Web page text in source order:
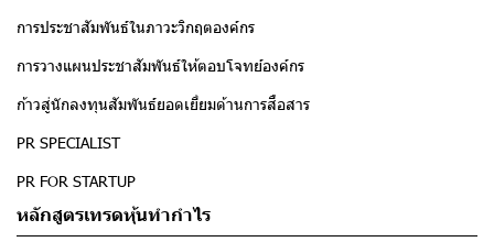
การประชาสัมพันธ์ในภาวะวิกฤตองค์กร
การวางแผนประชาสัมพันธ์ให้ตอบโจทย์องค์กร
ก้าวสู่นักลงทุนสัมพันธ์ยอดเยี่ยมด้านการสื่อสาร
PR SPECIALIST
PR FOR STARTUP
หลักสูตรเทรดหุ้นทำกำไร